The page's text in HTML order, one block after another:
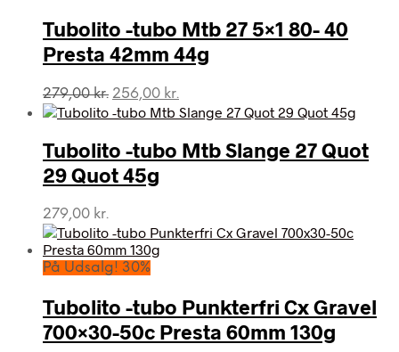
279,00 kr..
249,00 kr..
Tubolito -tubo Mtb 27 5×1 80- 40
Presta 42mm 44g
279,00kr. Den
oprindelige
var:
279,00 kr..
256,00 kr.
aktuelle
er:
256,00 kr..
Tubolito -tubo Mtb Slange 27 Quot
29 Quot 45g
279,00 kr.
På Udsalg! 30%
Tubolito -tubo Punkterfri Cx Gravel
700×30-50c Presta 60mm 130g